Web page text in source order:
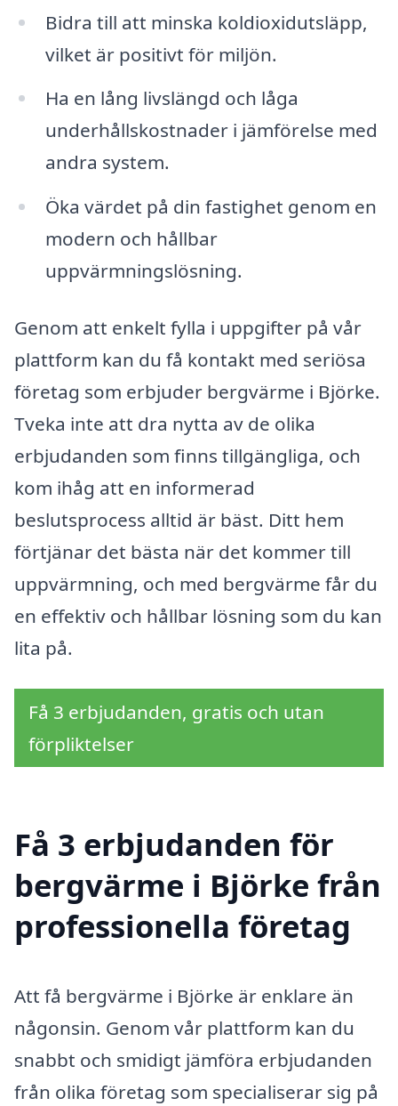
Bidra till att minska koldioxidutsläpp,
vilket är positivt för miljön.
Ha en lång livslängd och låga
underhållskostnader i jämförelse med
andra system.
Öka värdet på din fastighet genom en
modern och hållbar
uppvärmningslösning.
Genom att enkelt fylla i uppgifter på vår
plattform kan du få kontakt med seriösa
företag som erbjuder bergvärme i Björke.
Tveka inte att dra nytta av de olika
erbjudanden som finns tillgängliga, och
kom ihåg att en informerad
beslutsprocess alltid är bäst. Ditt hem
förtjänar det bästa när det kommer till
uppvärmning, och med bergvärme får du
en effektiv och hållbar lösning som du kan
lita på.
Få 3 erbjudanden, gratis och utan
förpliktelser
Få 3 erbjudanden för
bergvärme i Björke från
professionella företag
Att få bergvärme i Björke är enklare än
någonsin. Genom vår plattform kan du
snabbt och smidigt jämföra erbjudanden
från olika företag som specialiserar sig på